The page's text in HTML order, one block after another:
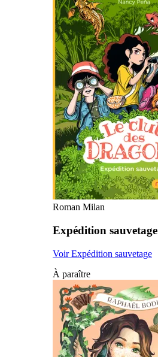
Roman Milan
Expédition sauvetage
Voir Expédition sauvetage
À paraître